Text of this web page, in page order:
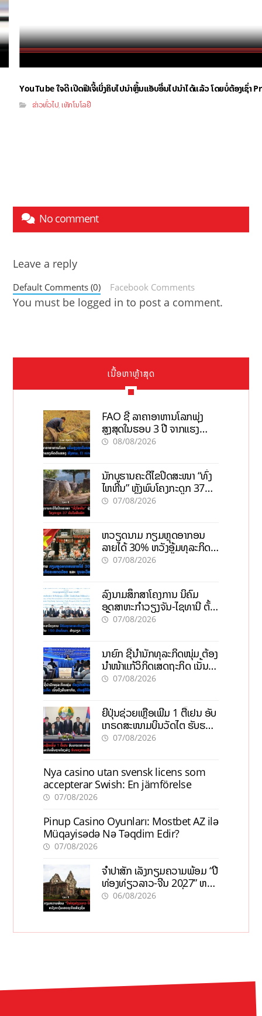
YouTube ໃຈດີ ເປີດຟີເຈີ້ເບິ່ງຄິບໄປນຳຫຼິ້ນແອັບອື່ນໄປນຳໄດ້ແລ້ວ ໂດຍບໍ່ຕ້ອງເຊົ່າ
ຂ່າວທົ່ວໄປ ,ເທັກໂນໂລຢີ
No comment
Leave a reply
Default Comments (0) Facebook Comments
You must be logged in to post a comment.
ເນື້ອຫາຫຼ້າສຸດ
FAO ຊີ້ ລາຄາອາຫານໂລກພຸ່ງ
ສູງສຸດໃນຮອບ 3 ປີ ຈາກແຮງ
ກົດດັນຂອງສົງຄາມ, El nino
08/08/2026
ນັກບູຮານຄະດີໄຂປິດສະໜາ “ທົ່ງ
ໄຫຫີນ” ຫຼັງພົບໂຄງກະດູກ 37
ຄົນໃນຫີນຍັກ
07/08/2026
ຫວຽດນາມ ກຽມຫຼຸດອາກອນ
ລາຍໄດ້ 30% ຫວັງອູ້ມທຸລະກິດ
ຂະໜາດນ້ອຍ ແລະ ຈຸນລະ
07/08/2026
ລົງນາມສຶກສາໂຄງການ ນິຄົມ
ອຸດສາຫະກຳວຽງຈັນ-ໄຊທານີ ຕັ້ງ
ເປົ້າດຶງທຶນ 150 ລ້ານໂດລາ, ສ້າງ
07/08/2026
ນາຍົກ ຊີ້ນຳນັກທຸລະກິດໜຸ່ມ ຕ້ອງ
ນຳໜ້າແກ້ວິກິດເສດຖະກິດ ເນັ້ນດຶງ
ທຶນສາກົນ, ຫັນສູ່ດິຈິຕອນ
07/08/2026
ຍີ່ປຸ່ນຊ່ວຍເຫຼືອເພີ່ມ 1 ຕື້ເຢນ ອັບ
ເກຣດສະໜາມບິນວັດໄຕ ຮັບຮອງ
ການເຕີບໂຕ
07/08/2026
Nya casino utan svensk licens som
accepterar Swish: En jämförelse
07/08/2026
Pinup Casino Oyunları: Mostbet AZ ilə
Müqayisədə Nə Təqdim Edir?
07/08/2026
ຈຳປາສັກ ເລັ່ງກຽມຄວາມພ້ອມ “ປີ
ທ່ອງທ່ຽວລາວ-ຈີນ 2027” ຫວັງ
ກະຕຸ້ນເສດຖະກິດທ້ອງຖິ່ນ
06/08/2026